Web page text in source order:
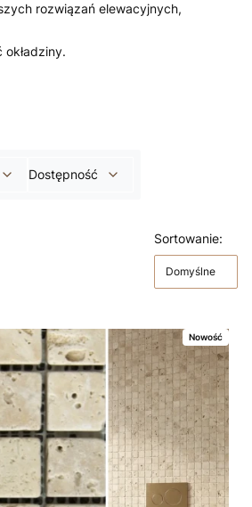
rozwiązań elewacyjnych,
Dostępność
Sortowanie:
Domyślne
Nowość